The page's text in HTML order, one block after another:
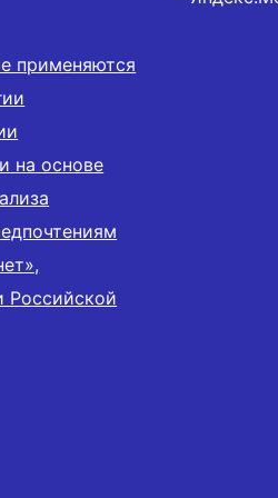
применяются
на основе
Российской